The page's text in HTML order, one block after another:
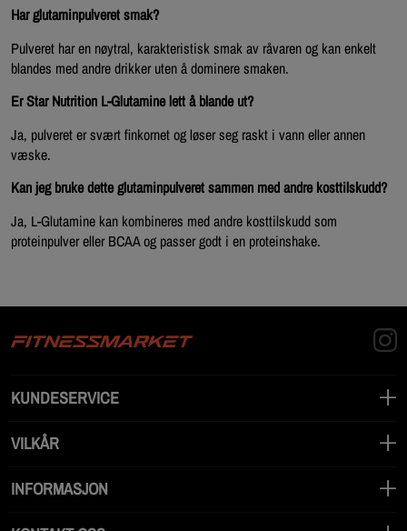
Har glutaminpulveret smak?
Pulveret har en nøytral, karakteristisk smak av råvaren og kan enkelt
blandes med andre drikker uten å dominere smaken.
Er Star Nutrition L-Glutamine lett å blande ut?
Ja, pulveret er svært finkornet og løser seg raskt i vann eller annen
væske.
Kan jeg bruke dette glutaminpulveret sammen med andre kosttilskudd?
Ja, L-Glutamine kan kombineres med andre kosttilskudd som
proteinpulver eller BCAA og passer godt i en proteinshake.
KUNDESERVICE
VILKÅR
INFORMASJON